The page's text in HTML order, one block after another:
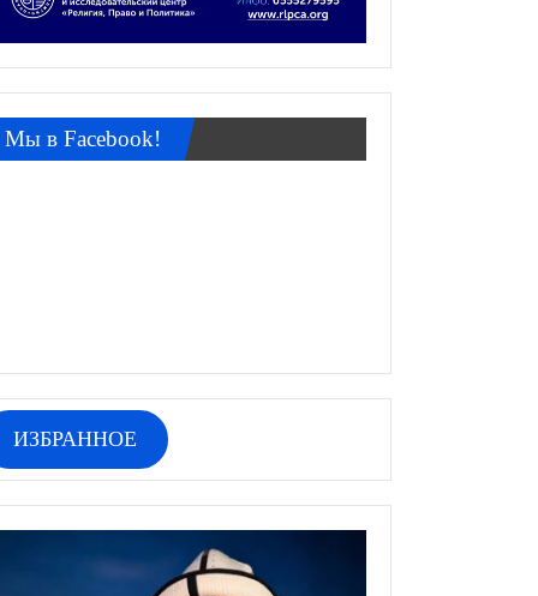
Мы в Facebook!
ИЗБРАННОЕ